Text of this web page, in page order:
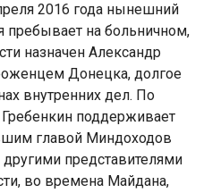
2016 года нынешний
пребывает на больничном,
назначен Александр
Донецка, долгое
внутренних дел. По
поддерживает
главой Миндоходов
представителями
во времена Майдана,